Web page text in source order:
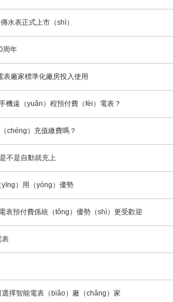
1
水表正式上市（shì）
周年
廠家標準化廠房投入使用
機遠（yuǎn）程預付費（fèi）電表？
chéng）充值繳費嗎？
不是自動就充上
）用（yòng）優勢
表預付費係統（tǒng）優勢（shì）更受歡迎
表
擇智能電表（biǎo）廠（chǎng）家